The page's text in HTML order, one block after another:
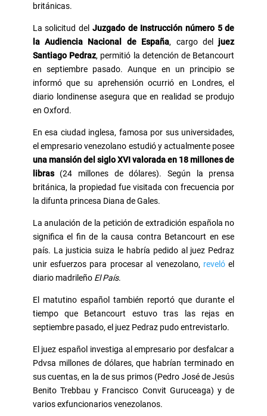
británicas.
La solicitud del Juzgado de Instrucción número 5 de
la Audiencia Nacional de España, cargo del juez
Santiago Pedraz, permitió la detención de Betancourt
en septiembre pasado. Aunque en un principio se
informó que su aprehensión ocurrió en Londres, el
diario londinense asegura que en realidad se produjo
en Oxford.
En esa ciudad inglesa, famosa por sus universidades,
el empresario venezolano estudió y actualmente posee
una mansión del siglo XVI valorada en 18 millones de
libras(24 millones de dólares). Según la prensa
británica, la propiedad fue visitada con frecuencia por
la difunta princesa Diana de Gales.
La anulación de la petición de extradición española no
significa el fin de la causa contra Betancourt en ese
país. La justicia suiza le habría pedido al juez Pedraz
unir esfuerzos para procesar al venezolano, revelóel
diario madrileño El País.
El matutino español también reportó que durante el
tiempo que Betancourt estuvo tras las rejas en
septiembre pasado, el juez Pedraz pudo entrevistarlo.
El juez español investiga al empresario por desfalcar a
Pdvsa millones de dólares, que habrían terminado en
sus cuentas, en la de sus primos (Pedro José de Jesús
Benito Trebbau y Francisco Convit Guruceaga) y de
varios exfuncionarios venezolanos.